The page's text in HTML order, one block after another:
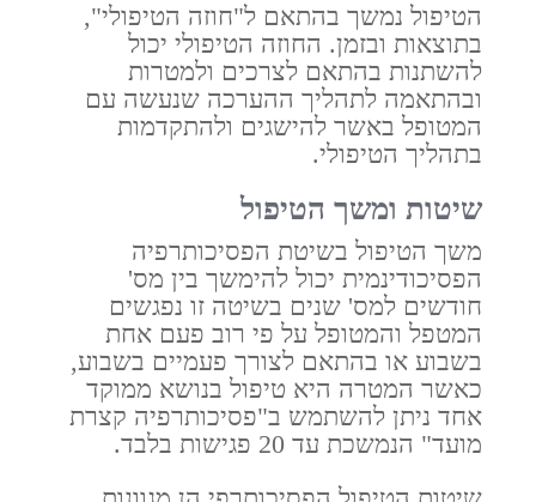
הטיפול נמשך בהתאם ל"חוזה הטיפולי",
בתוצאות ובזמן. החוזה הטיפולי יכול
להשתנות בהתאם לצרכים ולמטרות
ובהתאמה לתהליך ההערכה שנעשה עם
המטופל באשר להישגים ולהתקדמות
בתהליך הטיפולי.
שיטות ומשך הטיפול
משך הטיפול בשיטת הפסיכותרפיה
הפסיכודינמית יכול להימשך בין מס'
חודשים למס' שנים בשיטה זו נפגשים
המטפל והמטופל על פי רוב פעם אחת
בשבוע או בהתאם לצורך פעמיים בשבוע,
כאשר המטרה היא טיפול בנושא ממוקד
אחד ניתן להשתמש ב"פסיכותרפיה קצרת
מועד" הנמשכת עד 20 פגישות בלבד.